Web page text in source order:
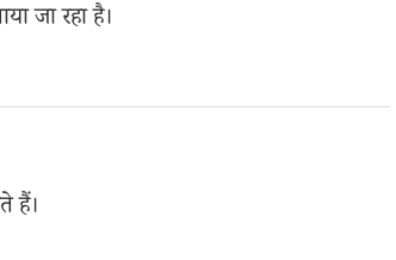
जा रहा है।
हैं।